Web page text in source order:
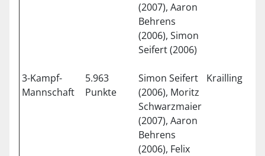
(2007), Aaron
Behrens
(2006), Simon
Seifert (2006)
3-Kampf-
Mannschaft
5.963
Punkte
Simon Seifert
(2006), Moritz
Schwarzmaier
(2007), Aaron
Behrens
(2006), Felix
Krailling